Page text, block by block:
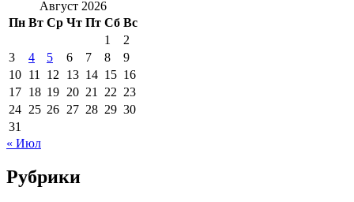
Август 2026
Пн Вт Ср Чт Пт Сб Вс
1
2
3
4 5 6 7 8
9
10 11 12 13 14 15 16
17 18 19 20 21 22 23
24 25 26 27 28 29 30
31
« Июл
Рубрики